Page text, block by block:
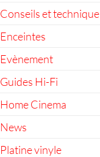
Conseils et technique
Enceintes
Evènement
Guides Hi-Fi
Home Cinema
News
Platine vinyle